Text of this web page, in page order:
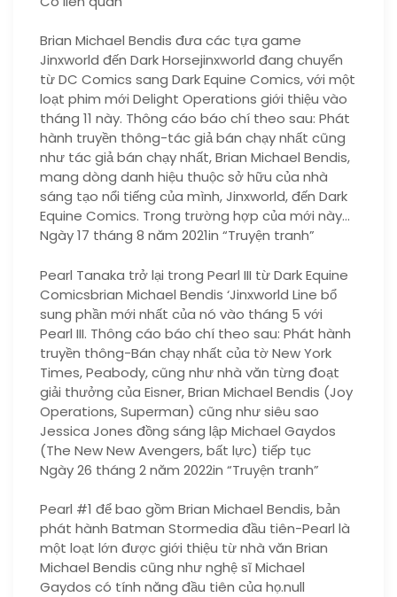
Brian Michael Bendis đưa các tựa game
Jinxworld đến Dark Horsejinxworld đang chuyển
từ DC Comics sang Dark Equine Comics, với một
loạt phim mới Delight Operations giới thiệu vào
tháng 11 này. Thông cáo báo chí theo sau: Phát
hành truyền thông-tác giả bán chạy nhất cũng
như tác giả bán chạy nhất, Brian Michael Bendis,
mang dòng danh hiệu thuộc sở hữu của nhà
sáng tạo nổi tiếng của mình, Jinxworld, đến Dark
Equine Comics. Trong trường hợp của mới này…
Ngày 17 tháng 8 năm 2021in “Truyện tranh”
Pearl Tanaka trở lại trong Pearl III từ Dark Equine
Comicsbrian Michael Bendis ‘Jinxworld Line bổ
sung phần mới nhất của nó vào tháng 5 với
Pearl III. Thông cáo báo chí theo sau: Phát hành
truyền thông-Bán chạy nhất của tờ New York
Times, Peabody, cũng như nhà văn từng đoạt
giải thưởng của Eisner, Brian Michael Bendis (Joy
Operations, Superman) cũng như siêu sao
Jessica Jones đồng sáng lập Michael Gaydos
(The New New Avengers, bất lực) tiếp tục
Ngày 26 tháng 2 năm 2022in “Truyện tranh”
Pearl #1 để bao gồm Brian Michael Bendis, bản
phát hành Batman Stormedia đầu tiên-Pearl là
một loạt lớn được giới thiệu từ nhà văn Brian
Michael Bendis cũng như nghệ sĩ Michael
Gaydos có tính năng đầu tiên của họ.null